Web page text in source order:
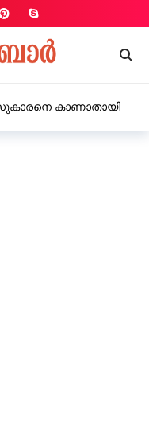
കാണാതായി